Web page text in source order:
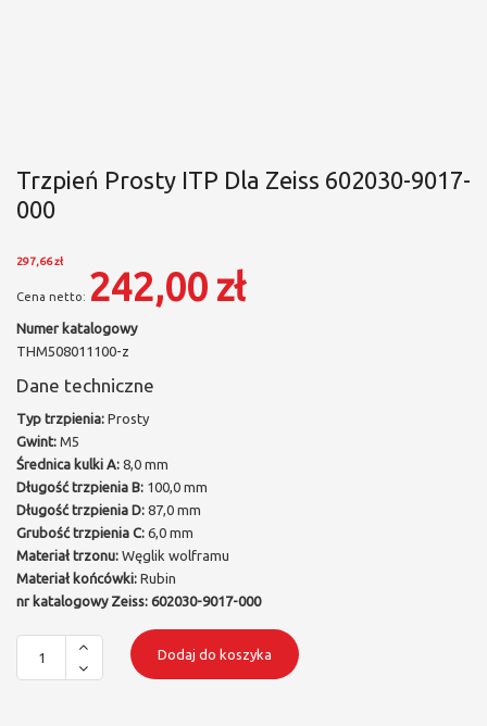
Trzpień Prosty ITP Dla Zeiss 602030-9017-
000
297,66 zł
242,00 zł
Numer katalogowy
THM508011100-z
Dane techniczne
Typ trzpienia: Prosty
Gwint: M5
Średnica kulki A: 8,0 mm
Długość trzpienia B: 100,0 mm
Długość trzpienia D: 87,0 mm
Grubość trzpienia C: 6,0 mm
Materiał trzonu: Węglik wolframu
Materiał końcówki: Rubin
nr katalogowy Zeiss: 602030-9017-000
Dodaj do koszyka